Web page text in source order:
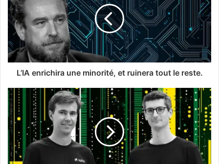
L’IA enrichira une minorité, et ruinera tout le reste.